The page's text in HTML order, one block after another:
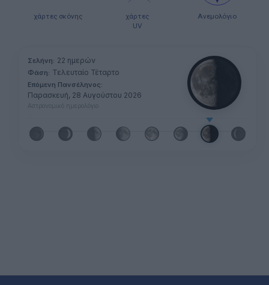
χάρτες σκόνης
χάρτες
UV
Ανεμολόγιο
Σελήνη: 22 ημερών
Φάση: Τελευταίο Τέταρτο
Επόμενη Πανσέληνος:
Παρασκευή, 28 Αυγούστου 2026
Αστρονομικό ημερολόγιο